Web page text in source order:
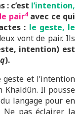
: c’est l’intention,
pair4avec ce qui
: le geste, le
vont de pair. Ils
intention) est
).
geste et l’intention
Khaldûn. Il pousse
langage pour en
Ne pas éclairer la